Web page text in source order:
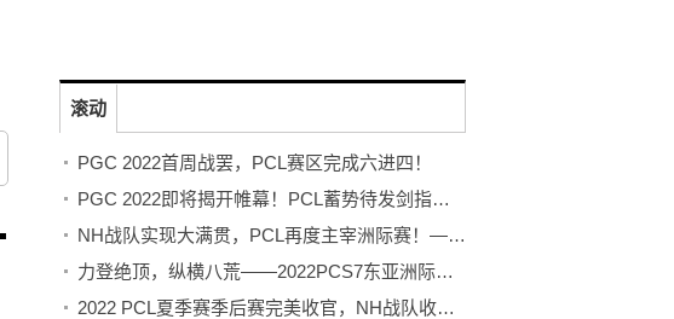
滚动
PGC 2022首周战罢，PCL赛区完成六进四！
PGC 2022即将揭开帷幕！PCL蓄势待发剑指至高荣耀！
NH战队实现大满贯，PCL再度主宰洲际赛！——2022PCS7东亚洲际赛完美收官
力登绝顶，纵横八荒——2022PCS7东亚洲际赛蓄势待发！
2022 PCL夏季赛季后赛完美收官，NH战队收获春夏双冠！